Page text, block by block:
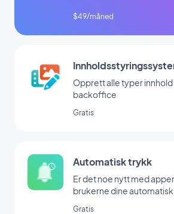
$49/måned
Opprett alle typer
backoffice
Gratis
Automatisk trykk
Er det noe nytt med
brukerne dine automatisk
Gratis